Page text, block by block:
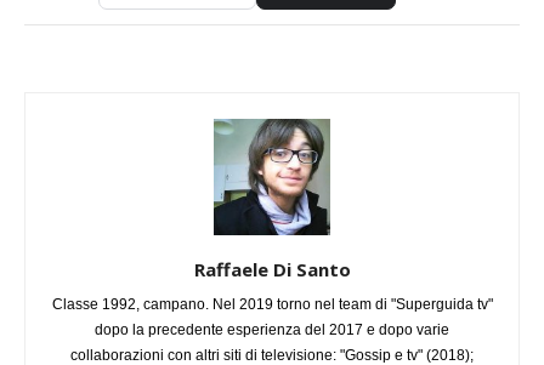
Raffaele Di Santo
Classe 1992, campano. Nel 2019 torno nel team di "Superguida tv"
dopo la precedente esperienza del 2017 e dopo varie
collaborazioni con altri siti di televisione: "Gossip e tv" (2018);